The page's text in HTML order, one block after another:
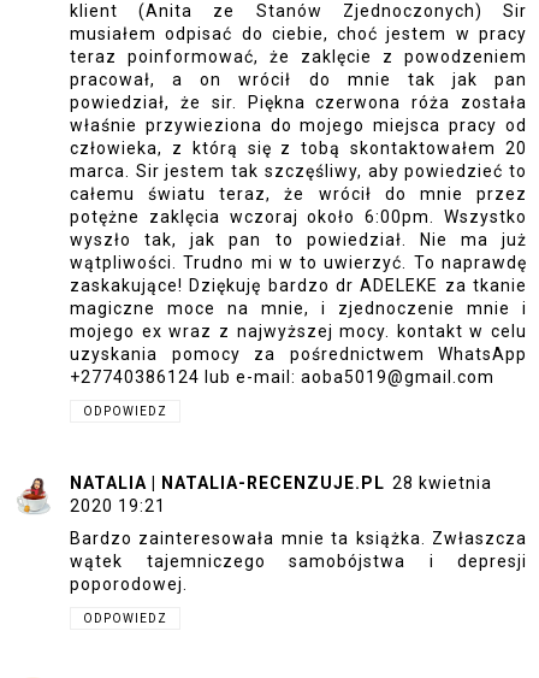
klient (Anita ze Stanów Zjednoczonych) Sir
musiałem odpisać do ciebie, choć jestem w pracy
teraz poinformować, że zaklęcie z powodzeniem
pracował, a on wrócił do mnie tak jak pan
powiedział, że sir. Piękna czerwona róża została
właśnie przywieziona do mojego miejsca pracy od
człowieka, z którą się z tobą skontaktowałem 20
marca. Sir jestem tak szczęśliwy, aby powiedzieć to
całemu światu teraz, że wrócił do mnie przez
potężne zaklęcia wczoraj około 6:00pm. Wszystko
wyszło tak, jak pan to powiedział. Nie ma już
wątpliwości. Trudno mi w to uwierzyć. To naprawdę
zaskakujące! Dziękuję bardzo dr ADELEKE za tkanie
magiczne moce na mnie, i zjednoczenie mnie i
mojego ex wraz z najwyższej mocy. kontakt w celu
uzyskania pomocy za pośrednictwem WhatsApp
+27740386124 lub e-mail: aoba5019@gmail.com
ODPOWIEDZ
NATALIA | NATALIA-RECENZUJE.PL 28 kwietnia
2020 19:21
Bardzo zainteresowała mnie ta książka. Zwłaszcza
wątek tajemniczego samobójstwa i depresji
poporodowej.
ODPOWIEDZ